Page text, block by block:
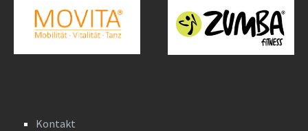
Kontakt